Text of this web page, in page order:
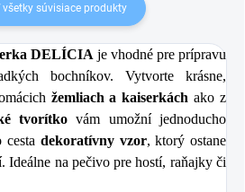
súvisiace produkty
DELÍCIA je vhodné pre prípravu
bochníkov. Vytvorte krásne,
žemliach a kaiserkách ako z
tvorítko vám umožní jednoducho
dekoratívny vzor, ktorý ostane
Ideálne na pečivo pre hostí, raňajky či